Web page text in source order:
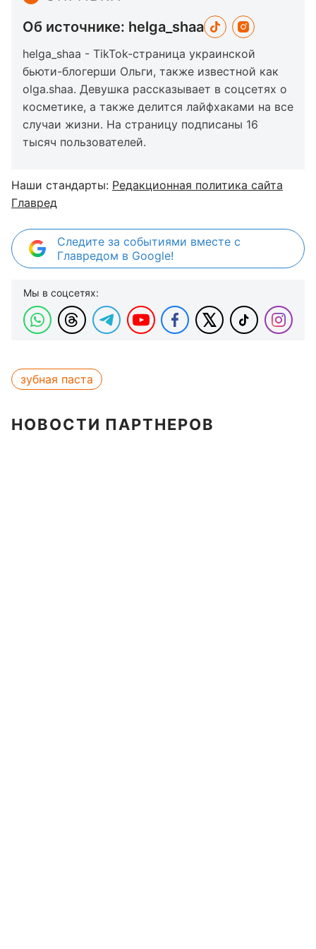
Об источнике: helga_shaa
helga_shaa - TikTok-страница украинской
бьюти-блогерши Ольги, также известной как
olga.shaa. Девушка рассказывает в соцсетях о
косметике, а также делится лайфхаками на все
случаи жизни. На страницу подписаны 16
тысяч пользователей.
Наши стандарты: Редакционная политика сайта
Главред
Следите за событиями вместе с
Главредом в Google!
Мы в соцсетях:
зубная паста
НОВОСТИ ПАРТНЕРОВ